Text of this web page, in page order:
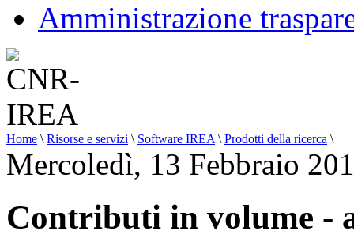
Amministrazione
Home \ Risorse e servizi \ Software IREA \ Prodotti della ricerca \
Mercoledì, 13 Febbraio
Contributi in volume -